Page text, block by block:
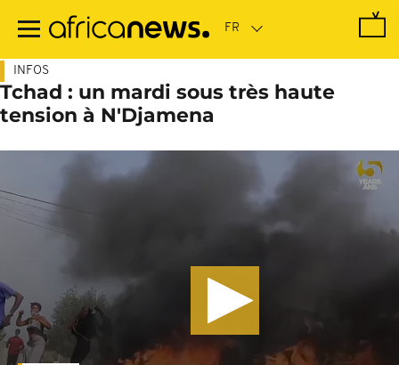
contenu
INFOS
Tchad : un mardi sous très haute
tension à N'Djamena